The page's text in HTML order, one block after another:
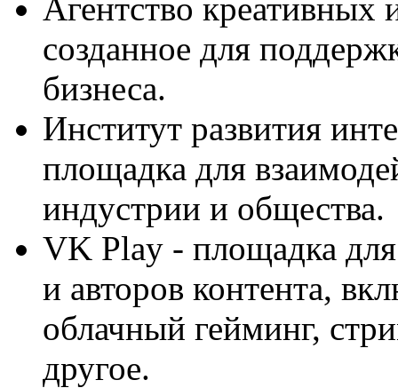
Агентство креативных
созданное для
бизнеса.
Институт развития
площадка для
индустрии и общества.
VK Play - площадка
и авторов контента,
облачный гейминг,
другое.